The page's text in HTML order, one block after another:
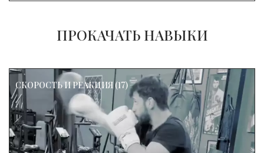
ПРОКАЧАТЬ НАВЫКИ
СКОРОСТЬ И РЕАКЦИЯ (17)